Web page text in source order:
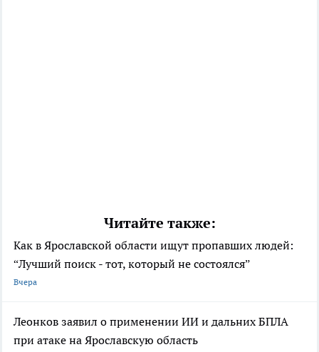
Читайте также:
Как в Ярославской области ищут пропавших людей:
“Лучший поиск - тот, который не состоялся”
Вчера
Леонков заявил о применении ИИ и дальних БПЛА
при атаке на Ярославскую область